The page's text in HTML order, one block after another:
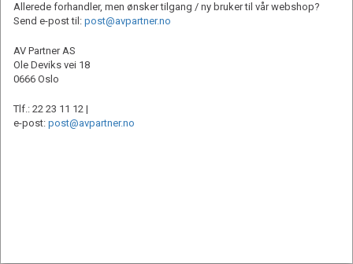
Allerede forhandler, men ønsker tilgang / ny bruker til vår webshop?
Send e-post til: post@avpartner.no
AV Partner AS
Ole Deviks vei 18
0666 Oslo
Tlf.: 22 23 11 12 |
e-post: post@avpartner.no